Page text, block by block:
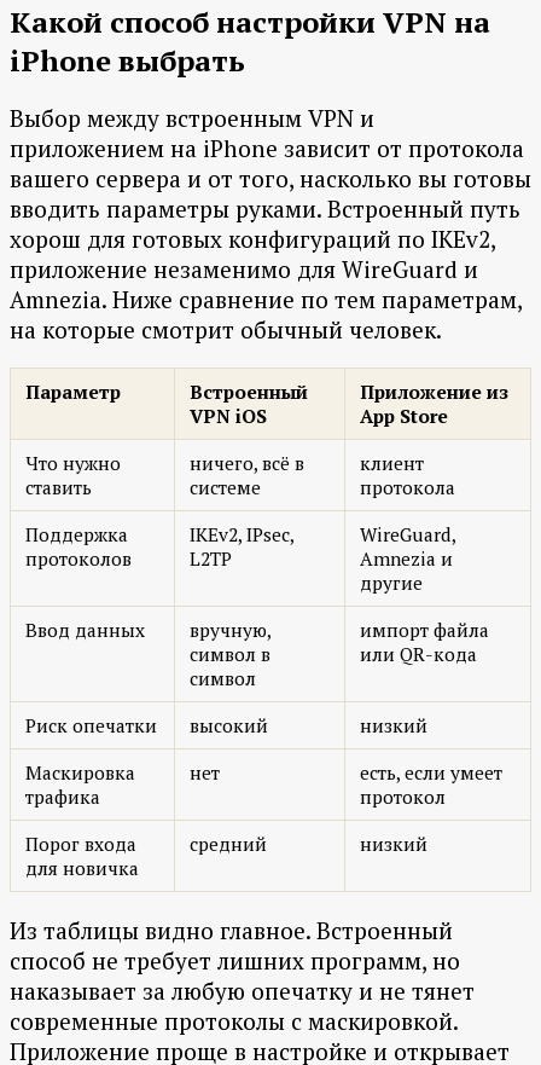
Какой способ настройки VPN на
iPhone выбрать
Выбор между встроенным VPN и
приложением на iPhone зависит от протокола
вашего сервера и от того, насколько вы готовы
вводить параметры руками. Встроенный путь
хорош для готовых конфигураций по IKEv2,
приложение незаменимо для WireGuard и
Amnezia. Ниже сравнение по тем параметрам,
на которые смотрит обычный человек.
Параметр
Встроенный
VPN iOS
Приложение из
App Store
Что нужно
ставить
ничего, всё в
системе
клиент
протокола
Поддержка
протоколов
IKEv2, IPsec,
L2TP
WireGuard,
Amnezia и
другие
Ввод данных
вручную,
символ в
символ
импорт файла
или QR-кода
Риск опечатки высокий
низкий
Маскировка
трафика
нет
есть, если умеет
протокол
Порог входа
для новичка
средний низкий
Из таблицы видно главное. Встроенный
способ не требует лишних программ, но
наказывает за любую опечатку и не тянет
современные протоколы с маскировкой.
Приложение проще в настройке и открывает